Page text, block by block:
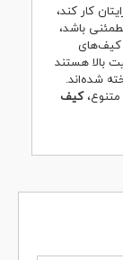
کار کند،
باشد،
کیف‌های
بالا هستند
شده‌اند.
متنوع،کیف